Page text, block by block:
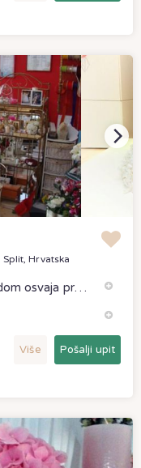
Split, Hrvatska
Cvjećarnica Mis već par godina zaredom osvaja prve nagrade u aranžiranju cvjetnih aranžmana na natjecanjima. Svaki aranžman je poseban, jer je i naša osobnost takva,zar ne?
Više Pošalji upit